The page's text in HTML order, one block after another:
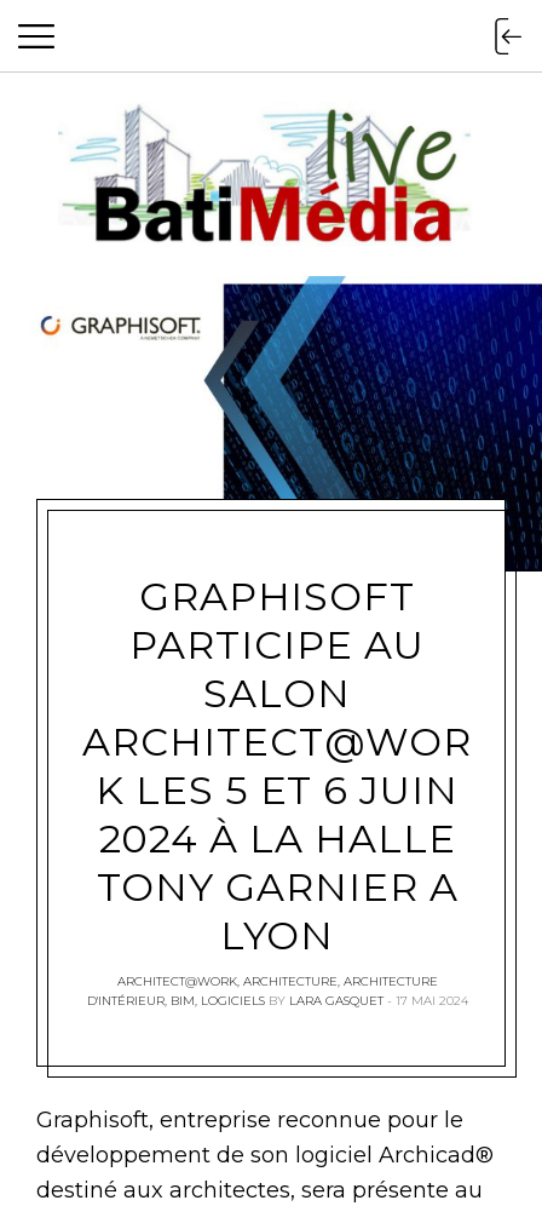
Batimedialive
GRAPHISOFT
PARTICIPE AU
SALON
ARCHITECT@WOR
K LES 5 ET 6 JUIN
2024 À LA HALLE
TONY GARNIER A
LYON
ARCHITECT@WORK, ARCHITECTURE, ARCHITECTURE
D'INTÉRIEUR, BIM, LOGICIELS BY LARA GASQUET 17 MAI 2024
Graphisoft, entreprise reconnue pour le
développement de son logiciel Archicad®
destiné aux architectes, sera présente au